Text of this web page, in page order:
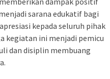
sarana edukatif bagi
kepada seluruh pihak
kegiatan ini menjadi pemicu
dan disiplin membuang